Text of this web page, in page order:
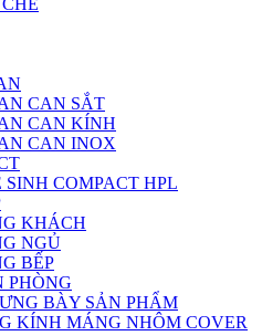
CAN SẮT
CAN KÍNH
CAN INOX
COMPACT HPL
KHÁCH
NGỦ
BẾP
PHÒNG
BÀY SẢN PHẨM
KÍNH MÁNG NHÔM COVER